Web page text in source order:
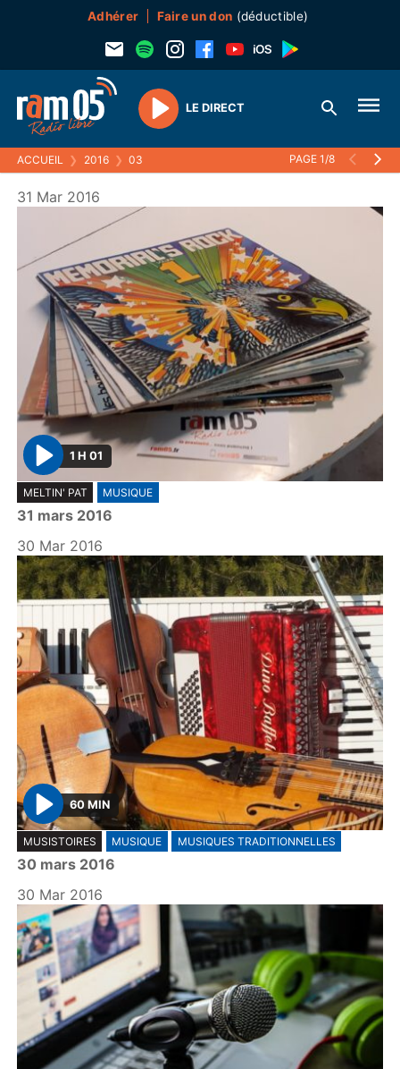
Adhérer Faire un don (déductible)
Play
LE DIRECT
ACCUEIL ❯ 2016 ❯ 03 PAGE 1/8
31 Mar 2016
P
l
a
y
1 H 01
MELTIN' PAT MUSIQUE
31 mars 2016
30 Mar 2016
P
l
a
y
60 MIN
MUSISTOIRES MUSIQUE MUSIQUES TRADITIONNELLES
30 mars 2016
30 Mar 2016